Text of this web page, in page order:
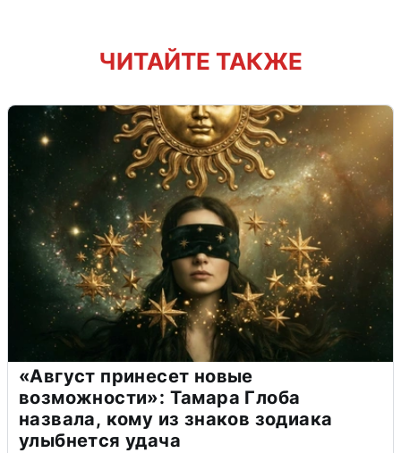
ЧИТАЙТЕ ТАКЖЕ
«Август принесет новые
возможности»: Тамара Глоба
назвала, кому из знаков зодиака
улыбнется удача